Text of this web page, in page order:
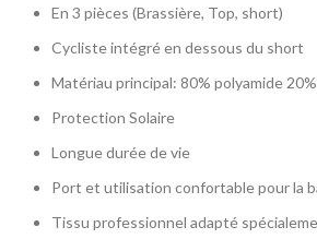
En 3 pièces (Brassière, Top, short)
Cycliste intégré en dessous du short
Matériau principal: 80% polyamide
Protection Solaire
Longue durée de vie
Port et utilisation confortable pour la
Tissu professionnel adapté